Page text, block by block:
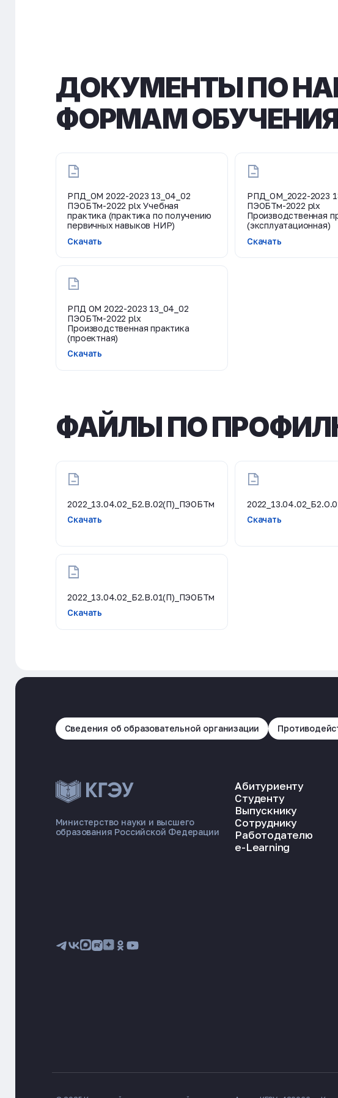
ДОКУМЕНТЫ ПО
ФОРМАМ ОБУЧЕНИЯ
РПД_ОМ 2022-2023 13_04_02
ПЭОБТм-2022 plx Учебная
практика (практика по получению
первичных навыков НИР)
Скачать
РПД_ОМ_2022-2023
ПЭОБТм-2022 plx
Производственная
(эксплуатационная)
Скачать
РПД ОМ 2022-2023 13_04_02
ПЭОБТм-2022 plx
Производственная практика
(проектная)
Скачать
ФАЙЛЫ ПО
2022_13.04.02_Б2.В.02(П)_ПЭОБТм
Скачать
Скачать
2022_13.04.02_Б2.В.01(П)_ПЭОБТм
Скачать
Сведения об образовательной организации
Министерство науки и высшего
образования Российской Федерации
Абитуриенту
Студенту
Выпускнику
Сотруднику
Работодателю
e-Learning